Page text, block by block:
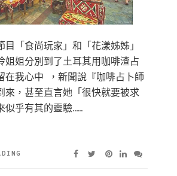
目「食尚玩家」和「花漾姊姊」
姐姐分別到了土耳其用咖啡渣占
在我心中 ，新聞說『咖啡占卜師
來，甚至直言她「很快就要被求
似乎有其的靈驗……